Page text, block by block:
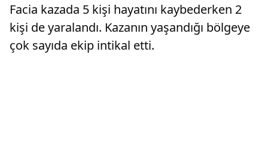
Facia kazada 5 kişi hayatını kaybederken 2
kişi de yaralandı. Kazanın yaşandığı bölgeye
çok sayıda ekip intikal etti.